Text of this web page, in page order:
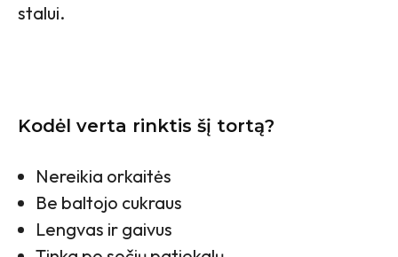
stalui.
Kodėl verta rinktis šį tortą?
Nereikia orkaitės
Be baltojo cukraus
Lengvas ir gaivus